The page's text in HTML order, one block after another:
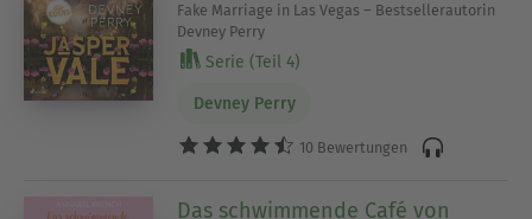
Fake Marriage in Las Vegas – Bestsellerautorin
Devney Perry
Serie (Teil 4)
Devney Perry
10 Bewertungen
Das schwimmende Café von